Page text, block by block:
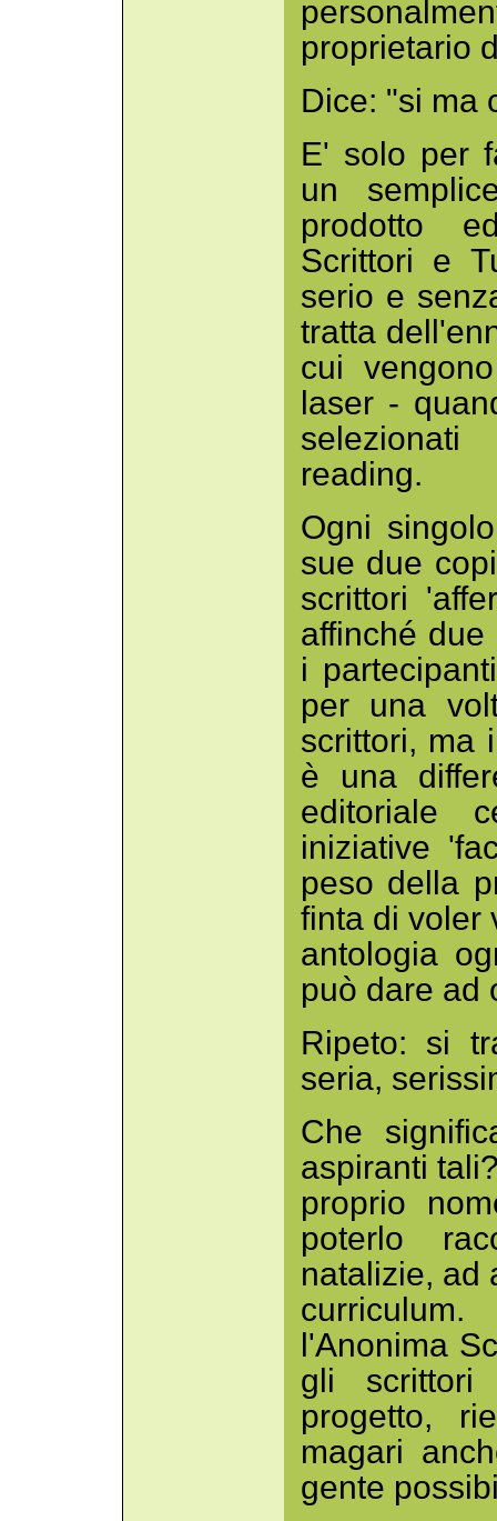
proprietario
Dice: "si ma
E' solo per
un
prodotto
Scrittori e
serio e
tratta
cui
laser -
reading.
Ogni
sue due
scrittori
affinché
i
per una
scrittori, ma
è una
editoriale
iniziative
peso della
finta di voler
antologia
può dare ad
Ripeto: si
seria,
Che
aspiranti
proprio
poterlo
natalizie, ad
l'Anonima
gli scrittori
progetto,
magari
gente